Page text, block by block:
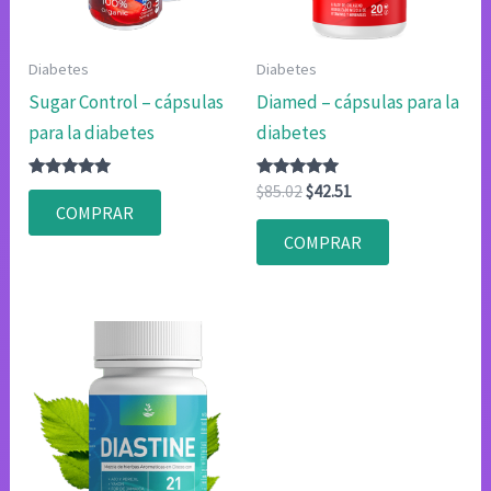
Diabetes
Sugar Control – cápsulas
para la diabetes
Valorado
4.80
de 5
COMPRAR
Diabetes
Diamed – cápsulas para la
diabetes
Valorado
con
4.80
$85.02El
original
era:
$42.51El
actual
es:
COMPRAR